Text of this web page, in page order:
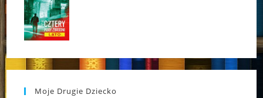
Moje Drugie Dziecko